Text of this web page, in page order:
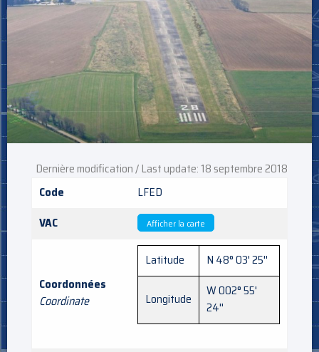
Dernière modification / Last update: 18 septembre 2018
Code
LFED
VAC
Afficher la carte
Coordonnées
Coordinate
Latitude N 48° 03' 25''
Longitude
W 002° 55'
24''